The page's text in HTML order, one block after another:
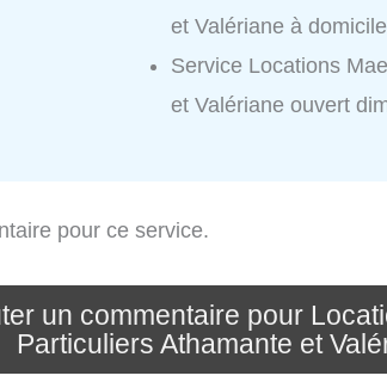
et Valériane à
Service Locations
et Valériane ouvert
pour ce service.
un commentaire pour
Particuliers Athamante et